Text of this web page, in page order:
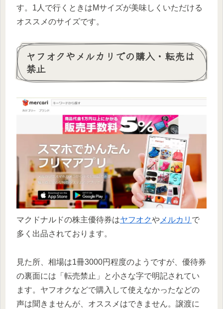
す。1人で行くときはMサイズが美味しくいただける
オススメのサイズです。
ヤフオクやメルカリでの購入・転売は
禁止
マクドナルドの株主優待券はヤフオクやメルカリ で
多く出品されております。
見た所、相場は1冊3000円程度のようですが、優待券
の裏面には「転売禁止」と小さな字で明記されてい
ます。ヤフオクなどで購入して使えなかったなどの
声は聞きませんが、オススメはできません。譲渡に